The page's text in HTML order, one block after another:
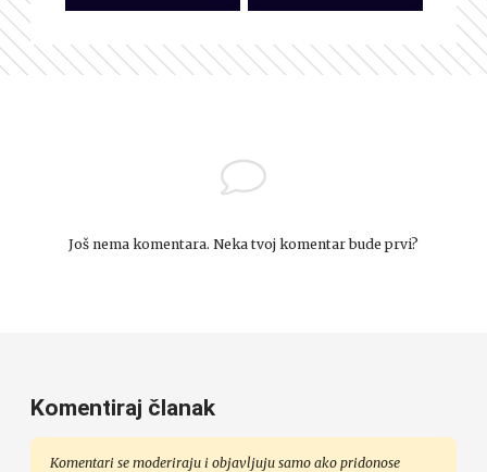
Još nema komentara. Neka tvoj komentar bude prvi?
Komentiraj članak
Komentari se moderiraju i objavljuju samo ako pridonose